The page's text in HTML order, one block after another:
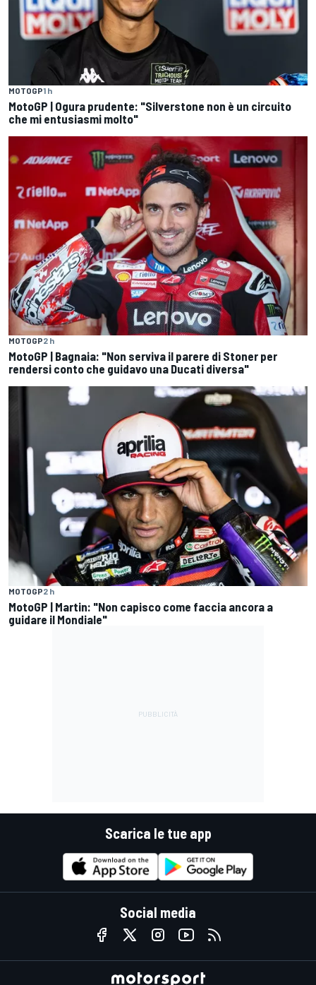
MOTOGP1 h
MotoGP | Ogura prudente: "Silverstone non è un circuito
che mi entusiasmi molto"
MOTOGP2 h
MotoGP | Bagnaia: "Non serviva il parere di Stoner per
rendersi conto che guidavo una Ducati diversa"
MOTOGP2 h
MotoGP | Martin: "Non capisco come faccia ancora a
guidare il Mondiale"
Scarica le tue app
Social media